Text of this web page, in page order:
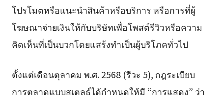
โปรโมตหรือแนะนำสินค้าหรือบริการ หรือการที่ผู้
โฆษณาจ่ายเงินให้กับบริษัทเพื่อโพสต์รีวิวหรือความ
คิดเห็นที่เป็นบวกโดยแสร้งทำเป็นผู้บริโภคทั่วไป
ตั้งแต่เดือนตุลาคม พ.ศ. 2568 (รีวะ 5), กฎระเบียบ
การตลาดแบบสเตลธ์ได้กำหนดให้มี “การแสดง” ว่า